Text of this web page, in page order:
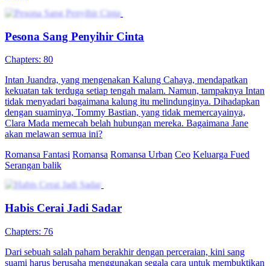
Pesona Sang Penyihir Cinta
Chapters: 80
Intan Juandra, yang mengenakan Kalung Cahaya, mendapatkan
kekuatan tak terduga setiap tengah malam. Namun, tampaknya Intan
tidak menyadari bagaimana kalung itu melindunginya. Dihadapkan
dengan suaminya, Tommy Bastian, yang tidak memercayainya,
Clara Mada memecah belah hubungan mereka. Bagaimana Jane
akan melawan semua ini?
Romansa Fantasi Romansa Romansa Urban Ceo Keluarga Fued
Serangan balik
Habis Cerai Jadi Sadar
Chapters: 76
Dari sebuah salah paham berakhir dengan perceraian, kini sang
suami harus berusaha menggunakan segala cara untuk membuktikan